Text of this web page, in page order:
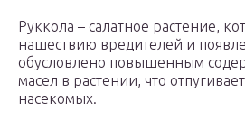
Руккола – салатное растение,
нашествию вредителей и
обусловлено повышенным
масел в растении, что
насекомых.